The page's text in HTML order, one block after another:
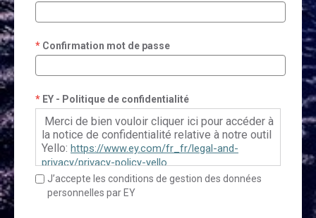
Confirmation mot de passe
EY - Politique de confidentialité
Merci de bien vouloir cliquer ici pour accéder à
la notice de confidentialité relative à notre outil
Yello: https://www.ey.com/fr_fr/legal-and-
privacy/privacy-policy-yello
J’accepte les conditions de gestion des données
personnelles par EY